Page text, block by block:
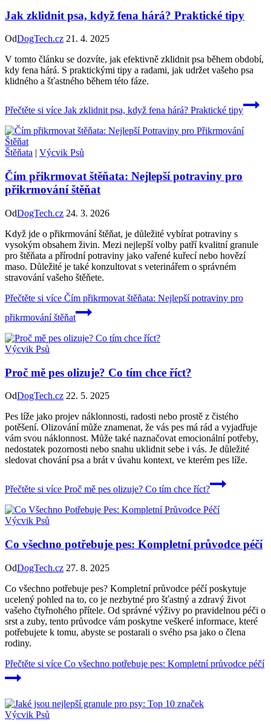
Jak zklidnit psa, když fena hárá? Praktické tipy
OdDogTech.cz 21. 4. 2025
V tomto článku se dozvíte, jak efektivně zklidnit psa během období,
kdy fena hárá. S praktickými tipy a radami, jak udržet vašeho psa
klidného a šťastného během této fáze.
Přečtěte si více Jak zklidnit psa, když fena hárá? Praktické tipy
Štěňata | Výcvik Psů
Čím přikrmovat štěňata: Nejlepší potraviny pro
přikrmování štěňat
OdDogTech.cz 24. 3. 2026
Když jde o přikrmování štěňat, je důležité vybírat potraviny s
vysokým obsahem živin. Mezi nejlepší volby patří kvalitní granule
pro štěňata a přírodní potraviny jako vařené kuřecí nebo hovězí
maso. Důležité je také konzultovat s veterinářem o správném
stravování vašeho štěňete.
Přečtěte si více Čím přikrmovat štěňata: Nejlepší potraviny pro
přikrmování štěňat
Výcvik Psů
Proč mě pes olizuje? Co tím chce říct?
OdDogTech.cz 22. 5. 2025
Pes líže jako projev náklonnosti, radosti nebo prostě z čistého
potěšení. Olizování může znamenat, že vás pes má rád a vyjadřuje
vám svou náklonnost. Může také naznačovat emocionální potřeby,
nedostatek pozornosti nebo snahu uklidnit sebe i vás. Je důležité
sledovat chování psa a brát v úvahu kontext, ve kterém pes líže.
Přečtěte si více Proč mě pes olizuje? Co tím chce říct?
Výcvik Psů
Co všechno potřebuje pes: Kompletní průvodce péčí
OdDogTech.cz 27. 8. 2025
Co všechno potřebuje pes? Kompletní průvodce péčí poskytuje
ucelený pohled na to, co je nezbytné pro šťastný a zdravý život
vašeho čtyřnohého přítele. Od správné výživy po pravidelnou péči o
srst a zuby, tento průvodce vám poskytne veškeré informace, které
potřebujete k tomu, abyste se postarali o svého psa jako o člena
rodiny.
Přečtěte si více Co všechno potřebuje pes: Kompletní průvodce péčí
Výcvik Psů